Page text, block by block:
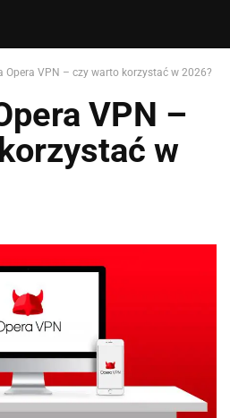
Opera VPN – czy warto korzystać w 2026?
VPN –
w